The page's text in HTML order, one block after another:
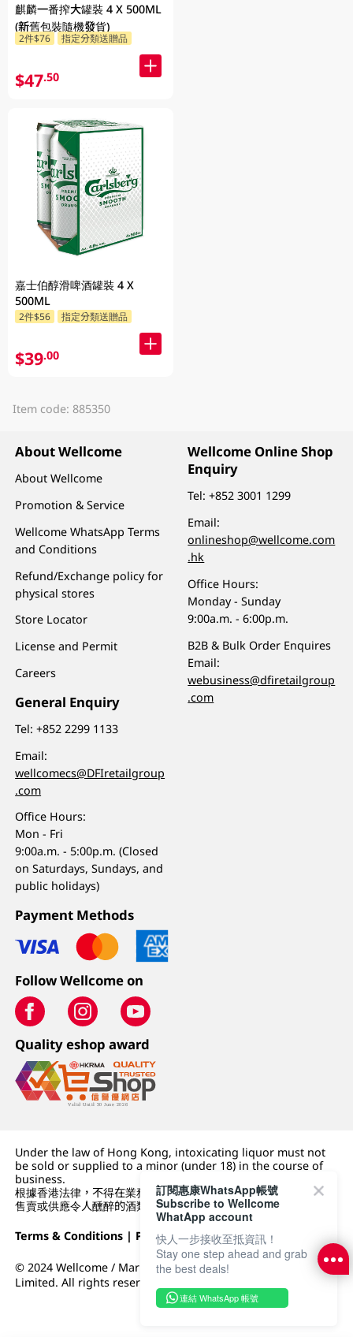
麒麟一番搾大罐裝 4 X 500ML
(新舊包裝隨機發貨)
2件$76 指定分類送贈品
$47.50
嘉士伯醇滑啤酒罐裝 4 X
500ML
2件$56 指定分類送贈品
$39.00
Item code: 885350
About Wellcome
About Wellcome
Promotion & Service
Wellcome WhatsApp Terms
and Conditions
Refund/Exchange policy for
physical stores
Store Locator
License and Permit
Careers
General Enquiry
Tel:+852 2299 1133
Email:
wellcomecs@DFIretailgroup
.com
Office Hours:
Mon - Fri
9:00a.m. - 5:00p.m. (Closed
on Saturdays, Sundays, and
public holidays)
Wellcome Online Shop
Enquiry
Tel:+852 3001 1299
Email:
onlineshop@wellcome.com
.hk
Office Hours:
Monday - Sunday
9:00a.m. - 6:00p.m.
B2B & Bulk Order Enquires
Email:
webusiness@dfiretailgroup
.com
Payment Methods
Follow Wellcome on
Quality eshop award
Under the law of Hong Kong, intoxicating liquor must not
be sold or supplied to a minor (under 18) in the course of
business.
根據香港法律，不得在業務過程中，向未成年人 (18 歲以下人士)
售賣或供應令人醺醉的酒類。
Terms & Conditions | Privacy Policy|DFI Retail Group
© 2024 Wellcome / Market Place. The Dairy Farm Company
Limited. All rights reserved.
訂閱惠康WhatsApp帳號
Subscribe to Wellcome
WhatApp account
快人一步接收至抵資訊！
Stay one step ahead and grab
the best deals!
連結 WhatsApp 帳號